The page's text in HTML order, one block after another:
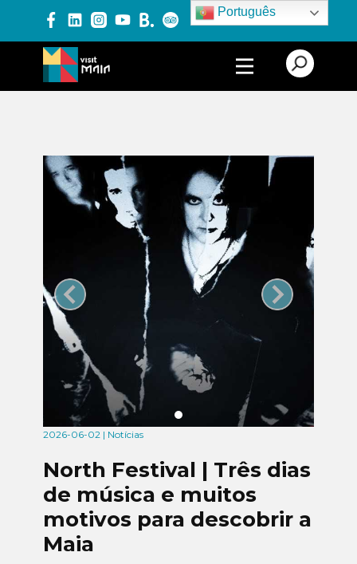
Português
PRODUTOS E SERVIÇOS
EVENTOS
BLOG
2026-06-02 | Notícias
North Festival | Três dias
de música e muitos
motivos para descobrir a
Maia